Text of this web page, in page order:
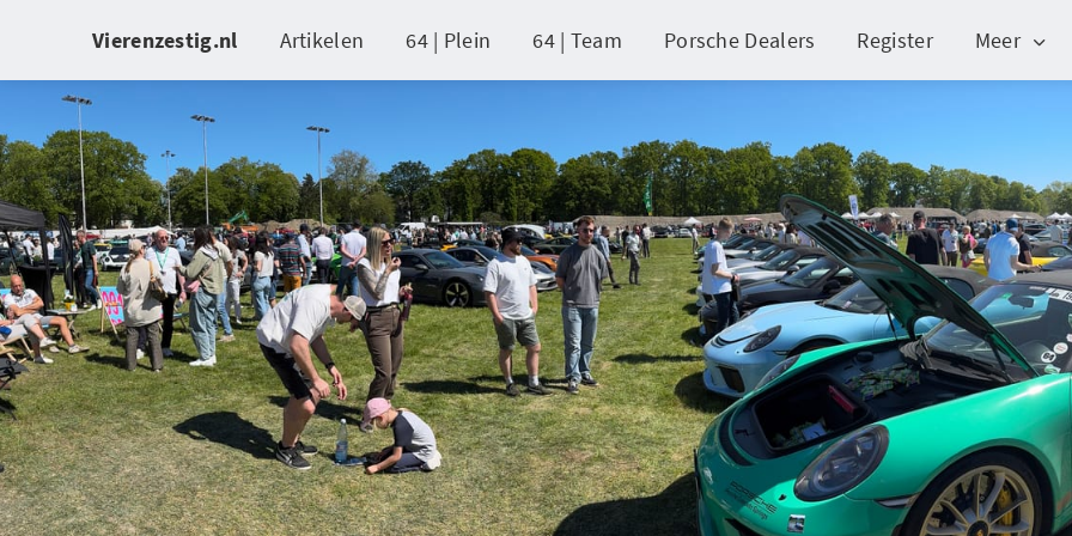
Vierenzestig.nl Artikelen 64 | Plein 64 | Team Porsche Dealers Register Meer